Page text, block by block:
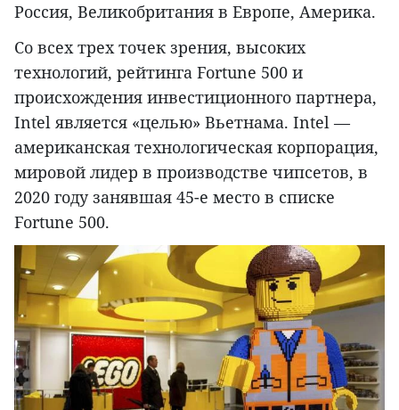
Россия, Великобритания в Европе, Америка.
Со всех трех точек зрения, высоких
технологий, рейтинга Fortune 500 и
происхождения инвестиционного партнера,
Intel является «целью» Вьетнама. Intel —
американская технологическая корпорация,
мировой лидер в производстве чипсетов, в
2020 году занявшая 45-е место в списке
Fortune 500.